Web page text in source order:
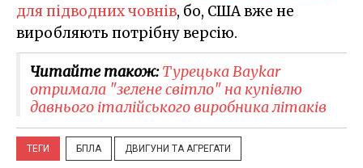
для підводних човнів, бо, США вже не
виробляють потрібну версію.
Читайте також:Турецька Baykar
отримала "зелене світло" на купівлю
давнього італійського виробника літаків
ТЕГИ БПЛА ДВИГУНИ ТА АГРЕГАТИ